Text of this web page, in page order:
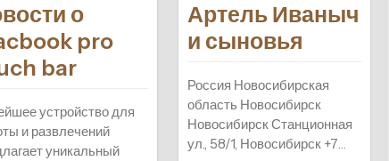
о
pro
bar
устройство для
и развлечений
уникальный
Артель Иваныч
и сыновья
Россия Новосибирская
область Новосибирск
Новосибирск Станционная
ул., 58/1, Новосибирск +7…